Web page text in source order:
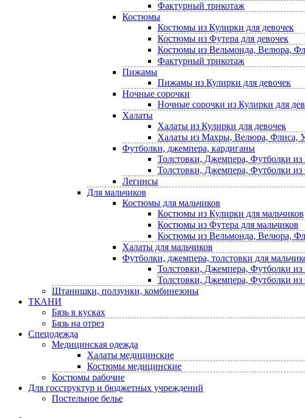
Фактурный трикотаж
Костюмы
Костюмы из Кулирки для девочек
Костюмы из Футера для девочек
Костюмы из Вельмонда, Велюра,
Фактурный трикотаж
Пижамы
Пижамы из Кулирки для девочек
Ночные сорочки
Ночные сорочки из Кулирки для
Халаты
Халаты из Кулирки для девочек
Халаты из Махры, Велюра, Флиса,
Футболки, джемпера, кардиганы
Толстовки, Джемпера, Футболки из
Толстовки, Джемпера, Футболки из
Легинсы
Для мальчиков
Костюмы для мальчиков
Костюмы из Кулирки для мальчиков
Костюмы из Футера для мальчиков
Костюмы из Вельмонда, Велюра,
Халаты для мальчиков
Футболки, джемпера, толстовки для
Толстовки, Джемпера, Футболки из
Толстовки, Джемпера, Футболки из
Штанишки, ползунки, комбинезоны
ТКАНИ
Бязь в кусках
Бязь на отрез
Спецодежда
Медицинская одежда
Халаты медицинские
Костюмы медицинские
Костюмы рабочие
Для госструктур и бюджетных учреждений
Постельное белье